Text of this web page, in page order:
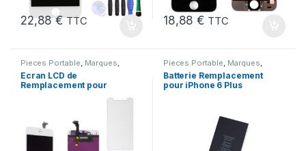
22,88€ TTC 18,88€ TTC
Pieces Portable Marques
Ecran LCD de
Remplacement pour
Pieces Portable Marques
iPhone 6 Plus Batteries et
chargeurs,Batteries Apple
Batterie Remplacement
pour iPhone 6 Plus